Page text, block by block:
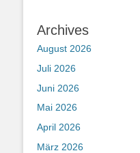
Archives
August 2026
Juli 2026
Juni 2026
Mai 2026
April 2026
März 2026